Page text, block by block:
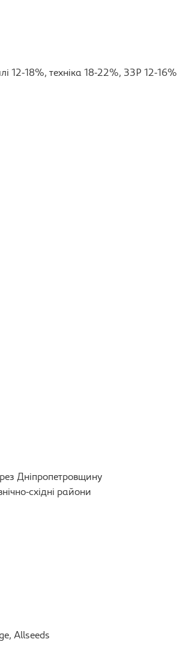
12-18%, техніка 18-22%, ЗЗР 12-16%
Дніпропетровщину
східні райони
Allseeds